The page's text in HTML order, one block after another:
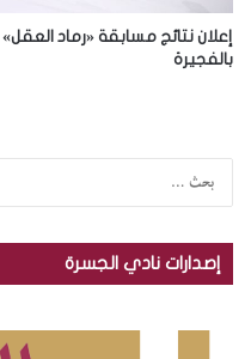
إعلان نتائج مسابقة «رماد العقل»
بالفجيرة
إصدارات نادي الجسرة